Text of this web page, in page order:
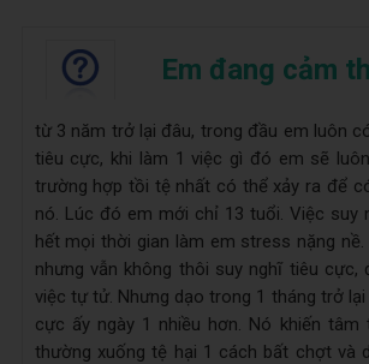
Em đang cảm
từ 3 năm trở lại đâu, trong đầu em luôn
tiêu cực, khi làm 1 việc gì đó em sẽ
trường hợp tồi tệ nhất có thể xảy ra để
nó. Lúc đó em mới chỉ 13 tuổi. Việc suy
hết mọi thời gian làm em stress nặng
nhưng vẫn không thôi suy nghĩ tiêu cực,
việc tự tử. Nhưng dạo trong 1 tháng trở
cực ấy ngày 1 nhiều hơn. Nó khiến tâm
thường xuống tệ hại 1 cách bất chợt và